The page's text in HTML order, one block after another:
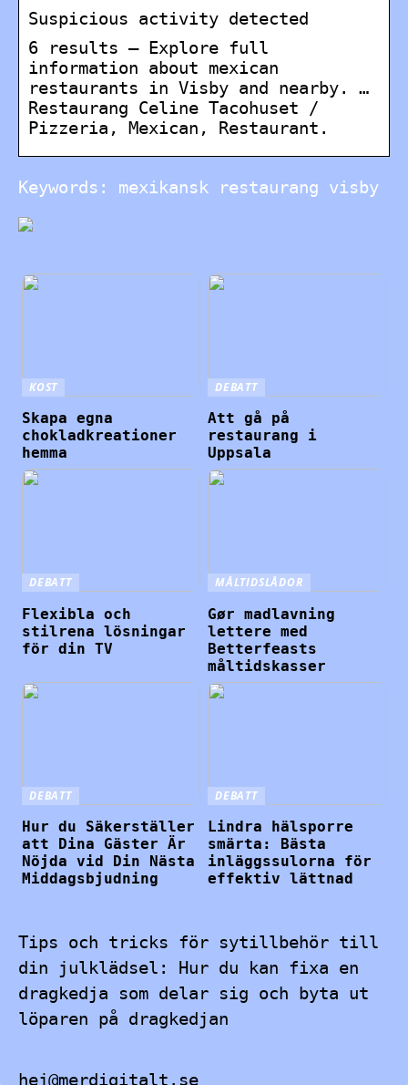
Suspicious activity detected
6 results — Explore full
information about mexican
restaurants in Visby and nearby. …
Restaurang Celine Tacohuset /
Pizzeria, Mexican, Restaurant.
Keywords: mexikansk restaurang visby
KOST
Skapa egna
chokladkreationer
hemma
DEBATT
Att gå på
restaurang i
Uppsala
DEBATT
Flexibla och
stilrena lösningar
för din TV
MÅLTIDSLÅDOR
Gør madlavning
lettere med
Betterfeasts
måltidskasser
DEBATT
Hur du Säkerställer
att Dina Gäster Är
Nöjda vid Din Nästa
Middagsbjudning
DEBATT
Lindra hälsporre
smärta: Bästa
inläggssulorna för
effektiv lättnad
Tips och tricks för sytillbehör till
din julklädsel: Hur du kan fixa en
dragkedja som delar sig och byta ut
löparen på dragkedjan
hej@merdigitalt.se